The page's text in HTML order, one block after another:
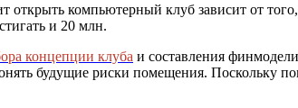
компьютерный клуб зависит от
и 20 млн.
концепции клуба и составления
будущие риски помещения. Поскольку